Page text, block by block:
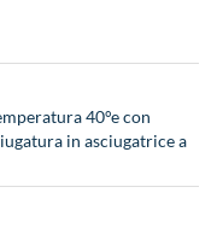
40°e con
in asciugatrice a